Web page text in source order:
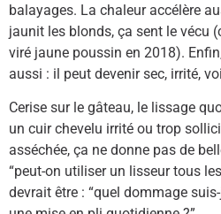
balayages. La chaleur accélère
jaunit les blonds, ça sent le vécu
viré jaune poussin en 2018).
aussi : il peut devenir sec, irrité,
Cerise sur le gâteau, le lissage
un cuir chevelu irrité ou trop
asséchée, ça ne donne pas de
“peut-on utiliser un lisseur tous
devrait être : “quel dommage